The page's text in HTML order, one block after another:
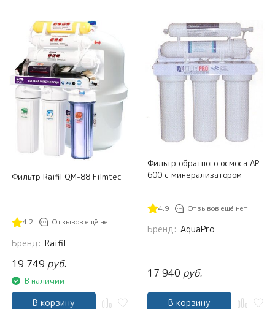
Фильтр Raifil QM-88 Filmtec
4.2 Отзывов ещё нет
Бренд: Raifil
19 749 руб.
В наличии
В корзину
Фильтр обратного осмоса AP-
600 с минерализатором
4.9 Отзывов ещё нет
Бренд: AquaPro
17 940 руб.
В корзину